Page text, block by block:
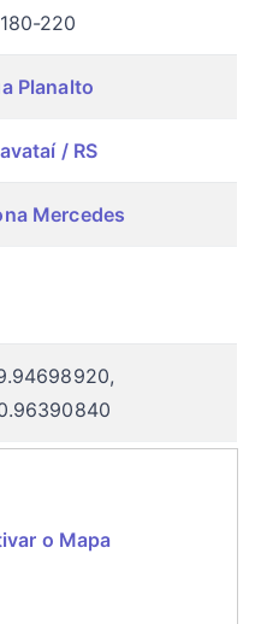
220
Planalto
/ RS
Mercedes
o Mapa